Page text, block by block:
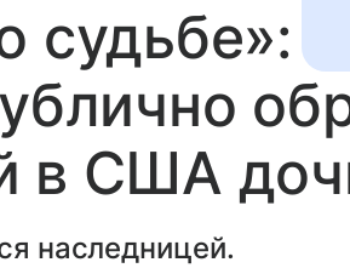
судьбе»:
в США
наследницей.